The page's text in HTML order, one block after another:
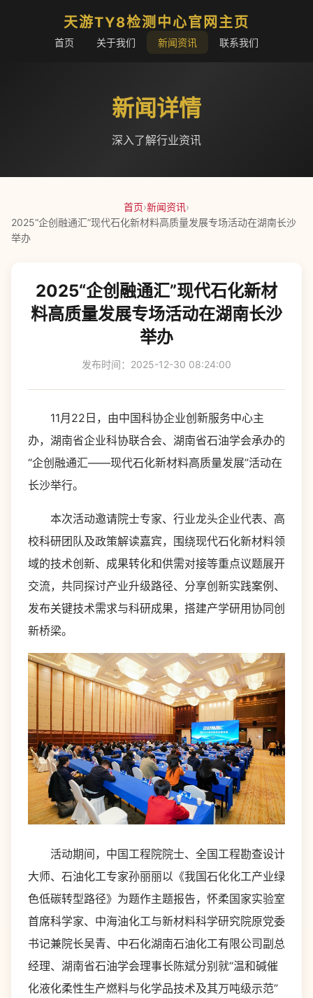
天游TY8检测中心官网主页
首页 关于我们 新闻资讯 联系我们
新闻详情
深入了解行业资讯
首页›新闻资讯›
2025“企创融通汇”现代石化新材料高质量发展专场活动在湖南长沙
举办
2025“企创融通汇”现代石化新材
料高质量发展专场活动在湖南长沙
举办
发布时间：2025-12-30 08:24:00
11月22日，由中国科协企业创新服务中心主
办，湖南省企业科协联合会、湖南省石油学会承办的
“企创融通汇——现代石化新材料高质量发展”活动在
长沙举行。
本次活动邀请院士专家、行业龙头企业代表、高
校科研团队及政策解读嘉宾，围绕现代石化新材料领
域的技术创新、成果转化和供需对接等重点议题展开
交流，共同探讨产业升级路径、分享创新实践案例、
发布关键技术需求与科研成果，搭建产学研用协同创
新桥梁。
活动期间，中国工程院院士、全国工程勘查设计
大师、石油化工专家孙丽丽以《我国石化化工产业绿
色低碳转型路径》为题作主题报告，怀柔国家实验室
首席科学家、中海油化工与新材料科学研究院原党委
书记兼院长吴青、中石化湖南石油化工有限公司副总
经理、湖南省石油学会理事长陈斌分别就“温和碱催
化液化柔性生产燃料与化学品技术及其万吨级示范”